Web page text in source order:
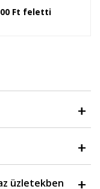
Ft feletti
üzletekben